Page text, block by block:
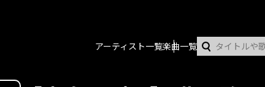
アーティスト一覧楽曲一覧